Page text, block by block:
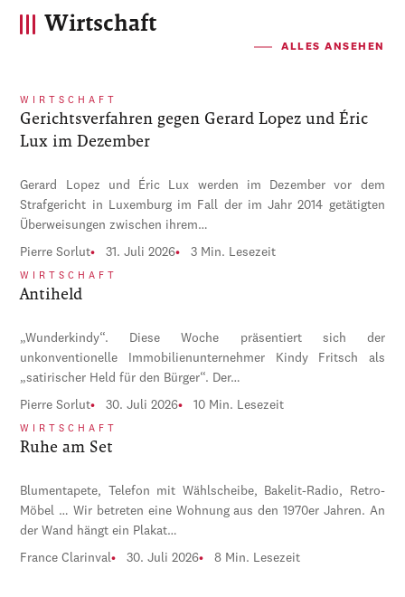
Wirtschaft
ALLES ANSEHEN
WIRTSCHAFT
Gerichtsverfahren gegen Gerard Lopez und Éric
Lux im Dezember
Gerard Lopez und Éric Lux werden im Dezember vor dem
Strafgericht in Luxemburg im Fall der im Jahr 2014 getätigten
Überweisungen zwischen ihrem…
Pierre Sorlut 31. Juli 2026 3 Min. Lesezeit
WIRTSCHAFT
Antiheld
„Wunderkindy“. Diese Woche präsentiert sich der
unkonventionelle Immobilienunternehmer Kindy Fritsch als
„satirischer Held für den Bürger“. Der…
Pierre Sorlut 30. Juli 2026 10 Min. Lesezeit
WIRTSCHAFT
Ruhe am Set
Blumentapete, Telefon mit Wählscheibe, Bakelit-Radio, Retro-
Möbel … Wir betreten eine Wohnung aus den 1970er Jahren. An
der Wand hängt ein Plakat…
France Clarinval 30. Juli 2026 8 Min. Lesezeit